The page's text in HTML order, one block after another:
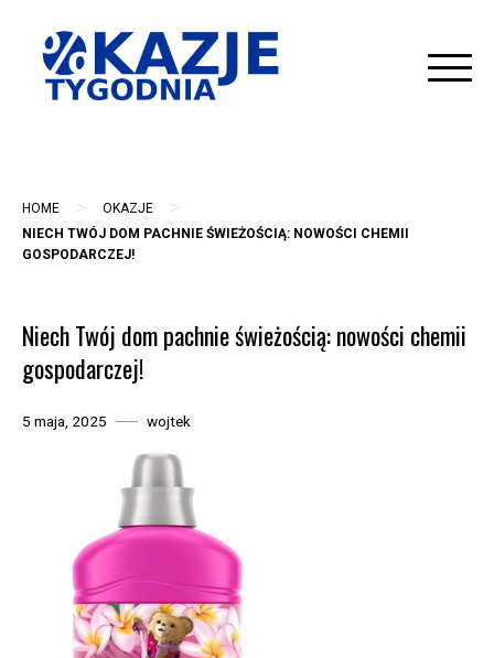
content
HOME > OKAZJE >
NIECH TWÓJ DOM PACHNIE ŚWIEŻOŚCIĄ: NOWOŚCI CHEMII
GOSPODARCZEJ!
Niech Twój dom pachnie świeżością: nowości chemii
gospodarczej!
5 maja, 2025 wojtek